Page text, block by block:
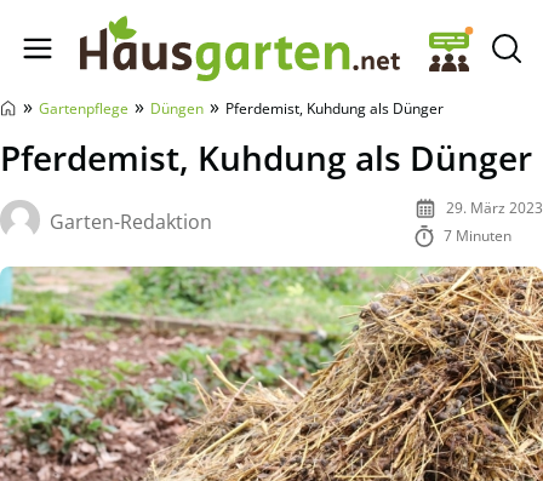
Hausgarten.net
» Gartenpflege » Düngen » Pferdemist, Kuhdung als Dünger
Pferdemist, Kuhdung als Dünger
Garten-Redaktion
29. März 2023
7 Minuten